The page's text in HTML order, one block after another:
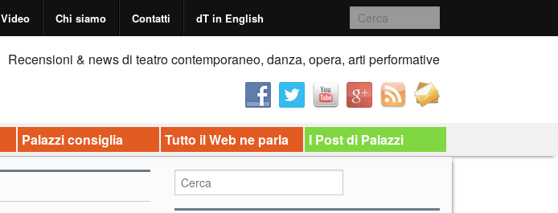
Video Chi siamo Contatti dT in English
Recensioni & news di teatro contemporaneo, danza, opera, arti performative
Palazzi consiglia Tutto il Web ne parla I Post di Palazzi